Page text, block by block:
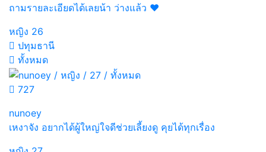
ถามรายละเอียดได้เลยน้า ว่างแล้ว ❤️
หญิง 26
ปทุมธานี
ทั้งหมด
727
nunoey
เหงาจัง อยากได้ผู้ใหญ่ใจดีช่วยเลี้ยงดู คุยได้ทุกเรื่อง